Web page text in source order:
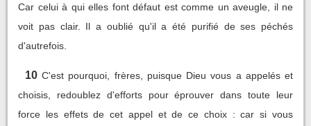
Car celui à qui elles font défaut est comme un aveugle, il ne
voit pas clair. Il a oublié qu'il a été purifié de ses péchés
d'autrefois.
10 C'est pourquoi, frères, puisque Dieu vous a appelés et
choisis, redoublez d'efforts pour éprouver dans toute leur
force les effets de cet appel et de ce choix : car si vous